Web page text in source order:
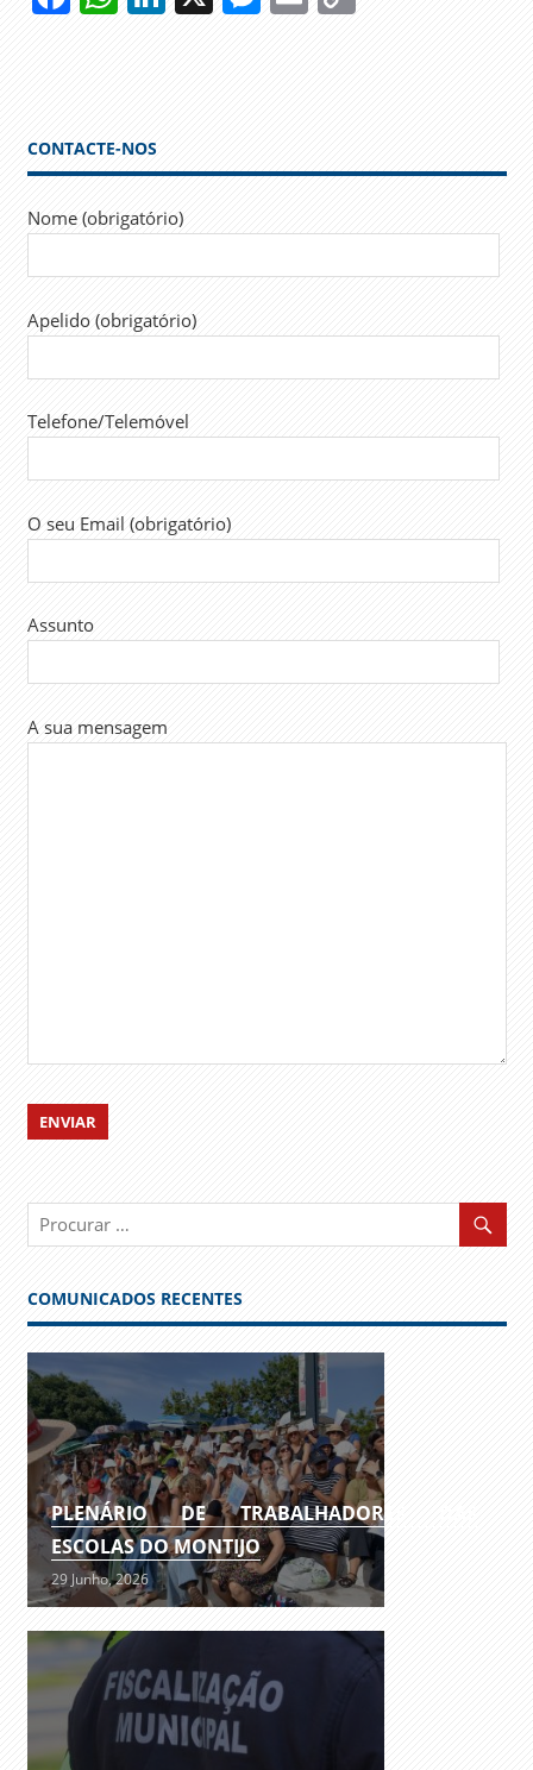
CONTACTE-NOS
Nome (obrigatório)
Apelido (obrigatório)
Telefone/Telemóvel
O seu Email (obrigatório)
Assunto
A sua mensagem
COMUNICADOS RECENTES
PLENÁRIO DE TRABALHADORES DAS
ESCOLAS DO MONTIJO
29 Junho, 2026